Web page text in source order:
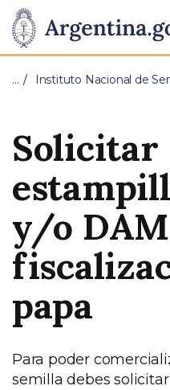
Presidencia
de
Nación
Pasar al contenido
… Instituto Nacional de
Solicitar
y/o
papa
Para poder
semilla debes